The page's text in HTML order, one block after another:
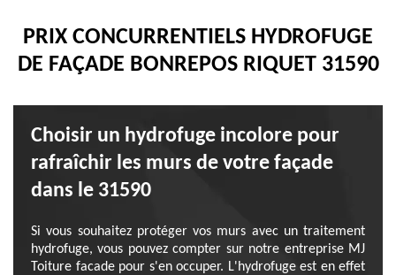
PRIX CONCURRENTIELS HYDROFUGE
DE FAÇADE BONREPOS RIQUET 31590
Choisir un hydrofuge incolore pour
rafraîchir les murs de votre façade
dans le 31590
Si vous souhaitez protéger vos murs avec un traitement
hydrofuge, vous pouvez compter sur notre entreprise MJ
Toiture facade pour s'en occuper. L'hydrofuge est en effet